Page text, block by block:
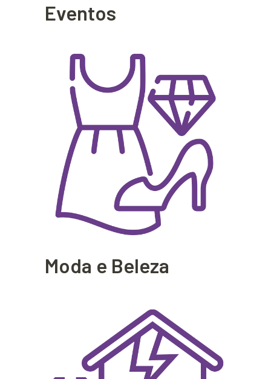
Eventos
Moda e Beleza